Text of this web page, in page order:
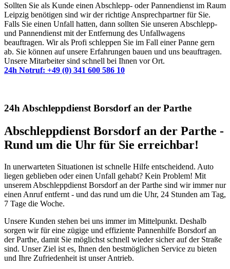
Sollten Sie als Kunde einen Abschlepp- oder Pannendienst im Raum
Leipzig benötigen sind wir der richtige Ansprechpartner für Sie.
Falls Sie einen Unfall hatten, dann sollten Sie unseren Abschlepp-
und Pannendienst mit der Entfernung des Unfallwagens
beauftragen. Wir als Profi schleppen Sie im Fall einer Panne gern
ab. Sie können auf unsere Erfahrungen bauen und uns beauftragen.
Unsere Mitarbeiter sind schnell bei Ihnen vor Ort.
24h Notruf: +49 (0) 341 600 586 10
24h Abschleppdienst Borsdorf an der Parthe
Abschleppdienst Borsdorf an der Parthe -
Rund um die Uhr für Sie erreichbar!
In unerwarteten Situationen ist schnelle Hilfe entscheidend. Auto
liegen geblieben oder einen Unfall gehabt? Kein Problem! Mit
unserem Abschleppdienst Borsdorf an der Parthe sind wir immer nur
einen Anruf entfernt - und das rund um die Uhr, 24 Stunden am Tag,
7 Tage die Woche.
Unsere Kunden stehen bei uns immer im Mittelpunkt. Deshalb
sorgen wir für eine zügige und effiziente Pannenhilfe Borsdorf an
der Parthe, damit Sie möglichst schnell wieder sicher auf der Straße
sind. Unser Ziel ist es, Ihnen den bestmöglichen Service zu bieten
und Ihre Zufriedenheit ist unser Antrieb.